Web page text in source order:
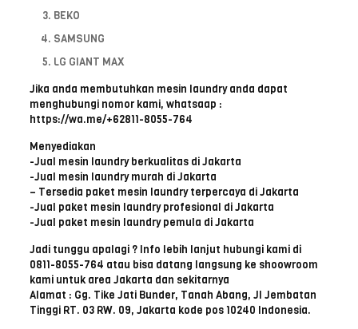
BEKO
SAMSUNG
LG GIANT MAX
Jika anda membutuhkan mesin laundry anda dapat
menghubungi nomor kami, whatsaap :
https://wa.me/+62811-8055-764
Menyediakan
-Jual mesin laundry berkualitas di Jakarta
-Jual mesin laundry murah di Jakarta
– Tersedia paket mesin laundry terpercaya di Jakarta
-Jual paket mesin laundry profesional di Jakarta
-Jual paket mesin laundry pemula di Jakarta
Jadi tunggu apalagi ? Info lebih lanjut hubungi kami di
0811-8055-764 atau bisa datang langsung ke shoowroom
kami untuk area Jakarta dan sekitarnya
Alamat : Gg. Tike Jati Bunder, Tanah Abang, Jl Jembatan
Tinggi RT. 03 RW. 09, Jakarta kode pos 10240 Indonesia.